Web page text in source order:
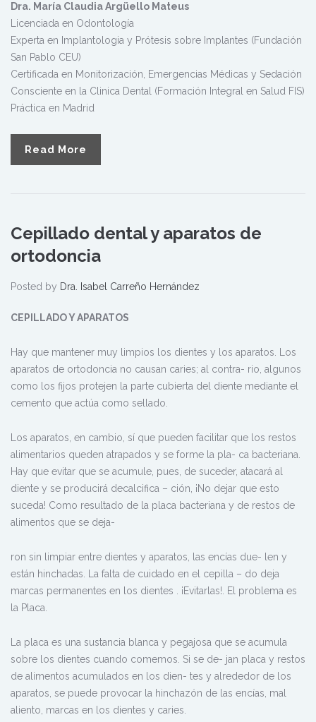
Dra. María Claudia Argüello Mateus
Licenciada en Odontología
Experta en Implantologia y Prótesis sobre Implantes (Fundación
San Pablo CEU)
Certificada en Monitorización, Emergencias Médicas y Sedación
Consciente en la Clinica Dental (Formación Integral en Salud FIS)
Práctica en Madrid
Read More
Cepillado dental y aparatos de
ortodoncia
Posted by Dra. Isabel Carreño Hernández
CEPILLADO Y APARATOS
Hay que mantener muy limpios los dientes y los aparatos. Los
aparatos de ortodoncia no causan caries; al contra- rio, algunos
como los fijos protejen la parte cubierta del diente mediante el
cemento que actúa como sellado.
Los aparatos, en cambio, sí que pueden facilitar que los restos
alimentarios queden atrapados y se forme la pla- ca bacteriana.
Hay que evitar que se acumule, pues, de suceder, atacará al
diente y se producirá decalcifica – ción, ¡No dejar que esto
suceda! Como resultado de la placa bacteriana y de restos de
alimentos que se deja-
ron sin limpiar entre dientes y aparatos, las encías due- len y
están hinchadas. La falta de cuidado en el cepilla – do deja
marcas permanentes en los dientes . ¡Evitarlas!. El problema es
la Placa.
La placa es una sustancia blanca y pegajosa que se acumula
sobre los dientes cuando comemos. Si se de- jan placa y restos
de alimentos acumulados en los dien- tes y alrededor de los
aparatos, se puede provocar la hinchazón de las encías, mal
aliento, marcas en los dientes y caries.